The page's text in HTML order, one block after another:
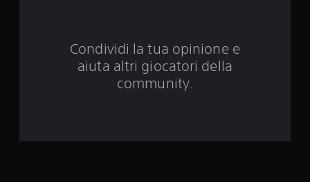
Condividi la tua opinione e
aiuta altri giocatori della
community.